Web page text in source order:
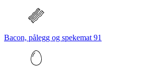
Bacon, pålegg og spekemat 91